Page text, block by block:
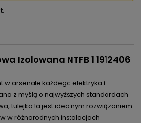
Izolowana NTFB 1 1912406
w arsenale każdego elektryka i
z myślą o najwyższych standardach
tulejka ta jest idealnym rozwiązaniem
w różnorodnych instalacjach